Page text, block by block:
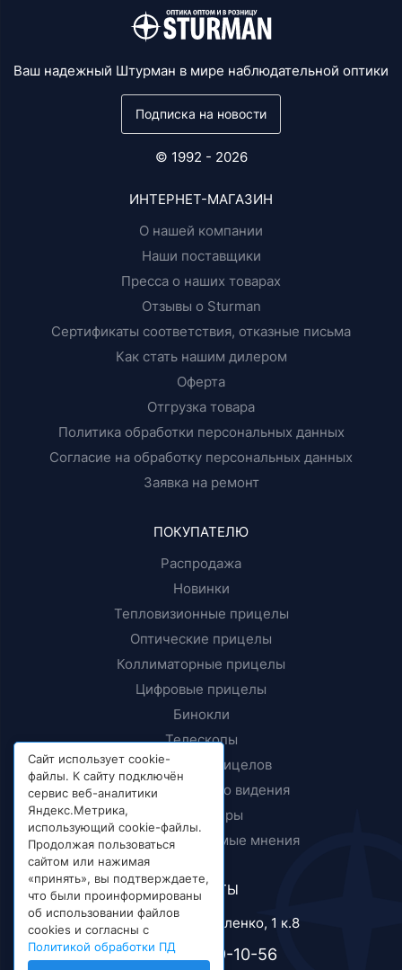
Ваш надежный Штурман в мире наблюдательной оптики
Подписка на новости
© 1992 - 2026
ИНТЕРНЕТ-МАГАЗИН
О нашей компании
Наши поставщики
Пресса о наших товарах
Отзывы о Sturman
Сертификаты соответствия, отказные письма
Как стать нашим дилером
Оферта
Отгрузка товара
Политика обработки персональных данных
Согласие на обработку персональных данных
Заявка на ремонт
ПОКУПАТЕЛЮ
Распродажа
Новинки
Тепловизионные прицелы
Оптические прицелы
Коллиматорные прицелы
Цифровые прицелы
Бинокли
Телескопы
Крепления прицелов
Приборы ночного видения
Дальномеры
Тесты и независимые мнения
КОНТАКТЫ
г. Москва, ул. Короленко, 1 к.8
+7 (495) 989-10-56
Сайт использует cookie-
файлы. К сайту подключён
сервис веб-аналитики
Яндекс.Метрика,
использующий cookie-файлы.
Продолжая пользоваться
сайтом или нажимая
«принять», вы подтверждаете,
что были проинформированы
об использовании файлов
cookies и согласны с
Политикой обработки ПД